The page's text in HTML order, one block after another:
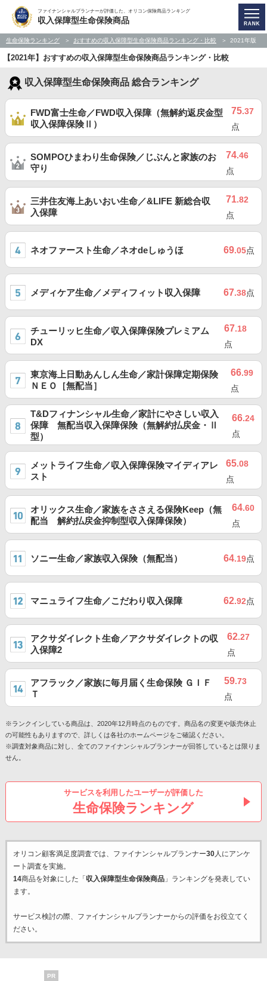
ファイナンシャルプランナーが評価した、オリコン保険商品ランキング
収入保障型生命保険商品
生命保険ランキング おすすめの収入保障型生命保険商品ランキング・比較 2021年版
【2021年】おすすめの収入保障型生命保険商品ランキング・比較
収入保障型生命保険商品 総合ランキング
FWD富士生命／FWD収入保障（無解約返戻金型
収入保障保険Ⅱ）
75.37
点
SOMPOひまわり生命保険／じぶんと家族のお
守り
74.46
点
三井住友海上あいおい生命／&LIFE 新総合収
入保障
71.82
点
ネオファースト生命／ネオdeしゅうほ 69.05点
メディケア生命／メディフィット収入保障 67.38点
チューリッヒ生命／収入保障保険プレミアム
DX
67.18
点
東京海上日動あんしん生命／家計保障定期保険
ＮＥＯ［無配当］
66.99
点
T&Dフィナンシャル生命／家計にやさしい収入
保障 無配当収入保障保険（無解約払戻金・Ⅱ
型）
66.24
点
メットライフ生命／収入保障保険マイディアレ
スト
65.08
点
オリックス生命／家族をささえる保険Keep（無
配当 解約払戻金抑制型収入保障保険）
64.60
点
ソニー生命／家族収入保険（無配当） 64.19点
マニュライフ生命／こだわり収入保障 62.92点
アクサダイレクト生命／アクサダイレクトの収
入保障2
62.27
点
アフラック／家族に毎月届く生命保険 ＧＩＦ
Ｔ
59.73
点
※ランクインしている商品は、2020年12月時点のものです。商品名の変更や販売休止
の可能性もありますので、詳しくは各社のホームページをご確認ください。
※調査対象商品に対し、全てのファイナンシャルプランナーが回答しているとは限りま
せん。
サービスを利用したユーザーが評価した
生命保険ランキング
オリコン顧客満足度調査では、ファイナンシャルプランナー30人にアンケ
ート調査を実施。
14商品を対象にした「 収入保障型生命保険商品」ランキングを発表してい
ます。
サービス検討の際、ファイナンシャルプランナーからの評価をお役立てく
ださい。
PR